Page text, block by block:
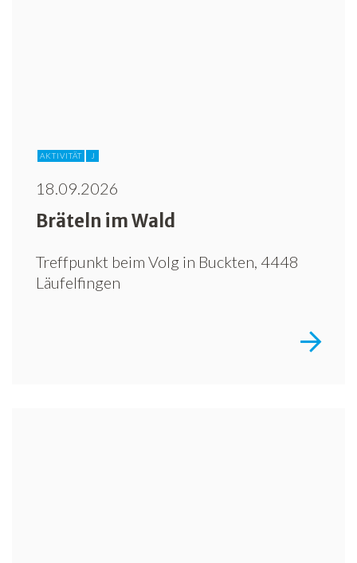
AKTIVITÄT J
18.09.2026
Bräteln im Wald
Treffpunkt beim Volg in Buckten, 4448
Läufelfingen